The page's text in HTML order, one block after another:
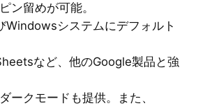
ン留めが可能。
Windowsシステムにデフォルト
など、他のGoogle製品と強
ークモードも提供。また、